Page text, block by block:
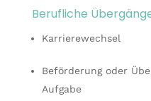
Berufliche
Karrierewechsel
Beförderung oder
Aufgabe